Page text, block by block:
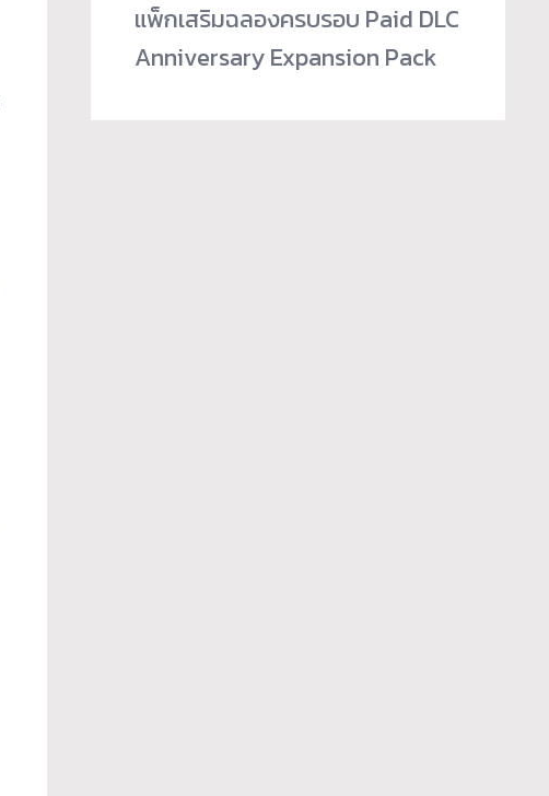
แพ็กเสริมฉลองครบรอบ Paid DLC
Anniversary Expansion Pack